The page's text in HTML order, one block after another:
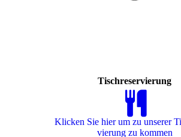
Tischreservierung
Klicken Sie hier um zu unserer
vie­rung zu kommen